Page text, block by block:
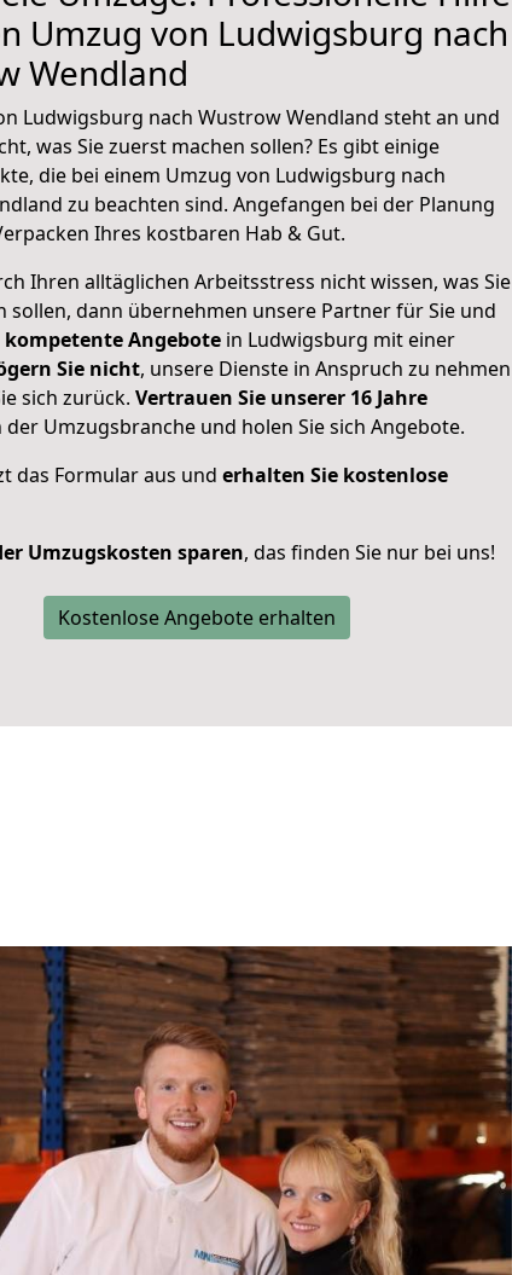
Umzug von Ludwigsburg nach
Wendland
Ludwigsburg nach Wustrow Wendland steht an und
was Sie zuerst machen sollen? Es gibt einige
die bei einem Umzug von Ludwigsburg nach
zu beachten sind. Angefangen bei der Planung
Ihres kostbaren Hab & Gut.
Ihren alltäglichen Arbeitsstress nicht wissen, was Sie
sollen, dann übernehmen unsere Partner für Sie und
kompetente Angebote in Ludwigsburg mit einer
Sie nicht, unsere Dienste in Anspruch zu nehmen
sich zurück. Vertrauen Sie unserer 16 Jahre
der Umzugsbranche und holen Sie sich Angebote.
das Formular aus und erhalten Sie kostenlose
Umzugskosten sparen, das finden Sie nur bei uns!
Kostenlose Angebote erhalten